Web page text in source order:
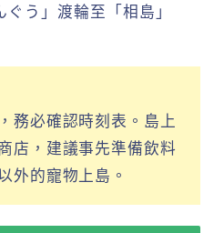
う」渡輪至「相島」
務必確認時刻表。島上
店，建議事先準備飲料
外的寵物上島。